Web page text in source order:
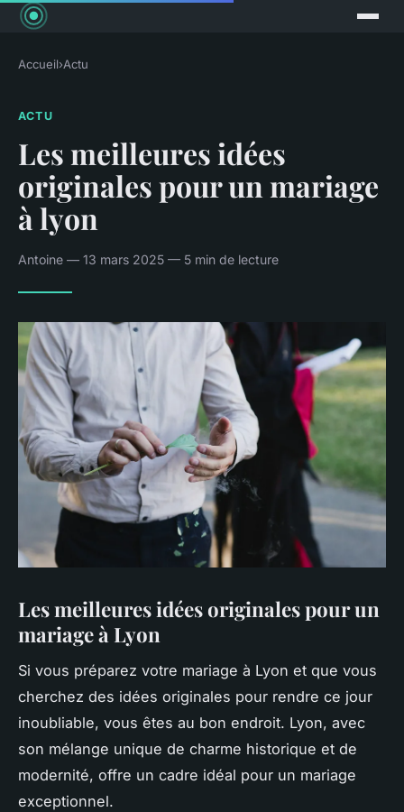
Accueil›Actu
ACTU
Les meilleures idées
originales pour un mariage
à lyon
Antoine — 13 mars 2025 — 5 min de lecture
Les meilleures idées originales pour un
mariage à Lyon
Si vous préparez votre mariage à Lyon et que vous
cherchez des idées originales pour rendre ce jour
inoubliable, vous êtes au bon endroit. Lyon, avec
son mélange unique de charme historique et de
modernité, offre un cadre idéal pour un mariage
exceptionnel.